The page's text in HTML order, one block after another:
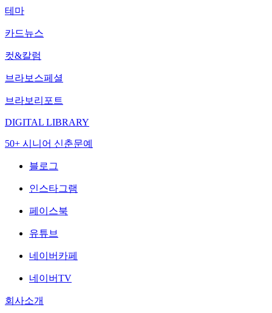
테마
카드뉴스
컷&칼럼
브라보스페셜
브라보리포트
DIGITAL LIBRARY
50+ 시니어 신춘문예
블로그
인스타그램
페이스북
유튜브
네이버카페
네이버TV
회사소개